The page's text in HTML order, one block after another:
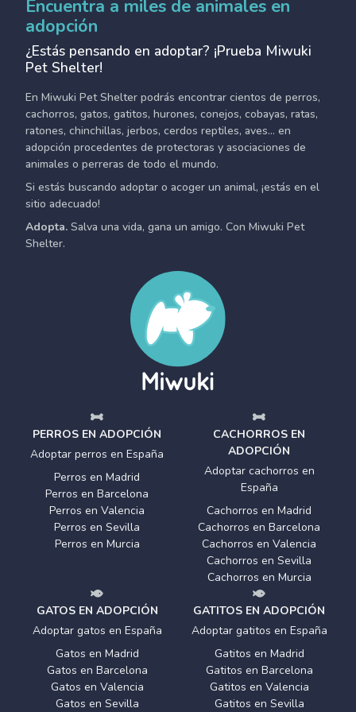
Encuentra a miles de animales en
adopción
¿Estás pensando en adoptar? ¡Prueba Miwuki
Pet Shelter!
En Miwuki Pet Shelter podrás encontrar cientos de perros,
cachorros, gatos, gatitos, hurones, conejos, cobayas, ratas,
ratones, chinchillas, jerbos, cerdos reptiles, aves... en
adopción procedentes de protectoras y asociaciones de
animales o perreras de todo el mundo.
Si estás buscando adoptar o acoger un animal, ¡estás en el
sitio adecuado!
Adopta. Salva una vida, gana un amigo. Con Miwuki Pet
Shelter.
PERROS EN ADOPCIÓN
Adoptar perros en España
Perros en Madrid
Perros en Barcelona
Perros en Valencia
Perros en Sevilla
Perros en Murcia
CACHORROS EN
ADOPCIÓN
Adoptar cachorros en
España
Cachorros en Madrid
Cachorros en Barcelona
Cachorros en Valencia
Cachorros en Sevilla
Cachorros en Murcia
GATOS EN ADOPCIÓN
Adoptar gatos en España
Gatos en Madrid
Gatos en Barcelona
Gatos en Valencia
Gatos en Sevilla
GATITOS EN ADOPCIÓN
Adoptar gatitos en España
Gatitos en Madrid
Gatitos en Barcelona
Gatitos en Valencia
Gatitos en Sevilla